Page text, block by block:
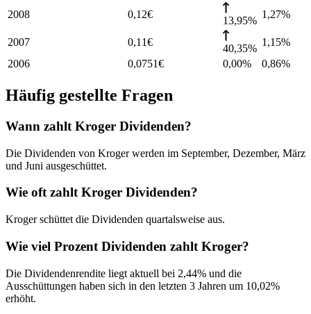
2008 0,12€
13,95%
1,27%
2007 0,11€
40,35%
1,15%
2006
0,0751€ 0,00% 0,86%
Häufig gestellte Fragen
Wann zahlt Kroger Dividenden?
Die Dividenden von Kroger werden im September, Dezember, März
und Juni ausgeschüttet.
Wie oft zahlt Kroger Dividenden?
Kroger schüttet die Dividenden quartalsweise aus.
Wie viel Prozent Dividenden zahlt Kroger?
Die Dividendenrendite liegt aktuell bei 2,44% und die
Ausschüttungen haben sich in den letzten 3 Jahren um 10,02%
erhöht.